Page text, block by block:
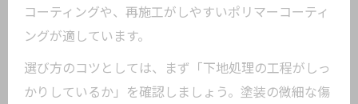
コーティングや、再施工がしやすいポリマーコーティ
ングが適しています。
選び方のコツとしては、まず「下地処理の工程がしっ
かりしているか」を確認しましょう。塗装の微細な傷